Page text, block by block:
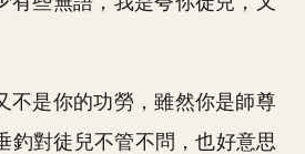
不是你的功勞，雖然你是師尊
釣對徒兒不管不問，也好意思